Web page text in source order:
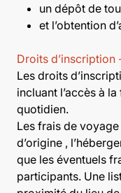
un dépôt de
et l’obtention
Droits d’inscription
Les droits
incluant l’accès à
quotidien.
Les frais de
d’origine ,
que les éventuels
participants. Une